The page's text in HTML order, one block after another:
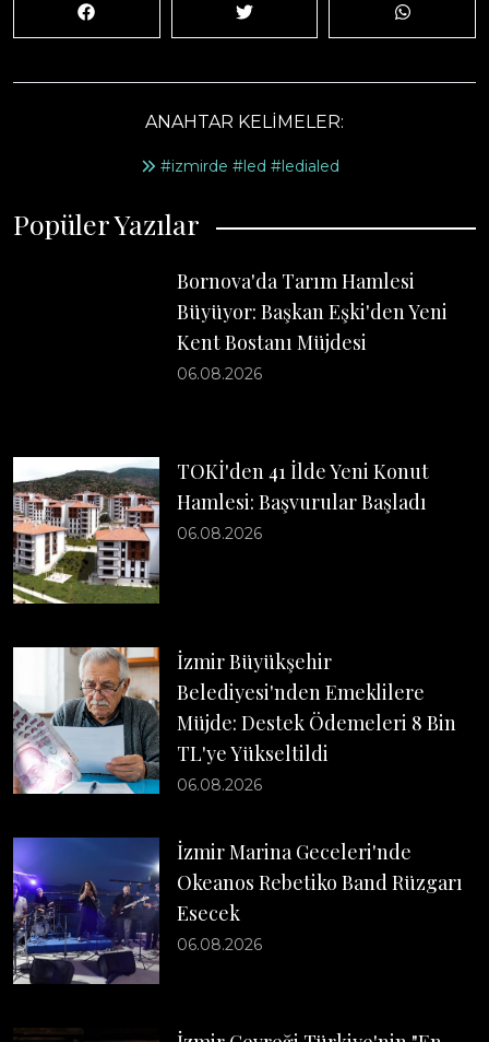
ANAHTAR KELİMELER:
#izmirde #led #ledialed
Popüler Yazılar
Bornova'da Tarım Hamlesi
Büyüyor: Başkan Eşki'den Yeni
Kent Bostanı Müjdesi
06.08.2026
TOKİ'den 41 İlde Yeni Konut
Hamlesi: Başvurular Başladı
06.08.2026
İzmir Büyükşehir
Belediyesi'nden Emeklilere
Müjde: Destek Ödemeleri 8 Bin
TL'ye Yükseltildi
06.08.2026
İzmir Marina Geceleri'nde
Okeanos Rebetiko Band Rüzgarı
Esecek
06.08.2026